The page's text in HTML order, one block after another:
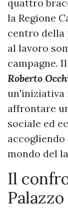
quattro
la Regione
centro della
al lavoro
campagne.
Roberto
affrontare
sociale ed
mondo del
​Il